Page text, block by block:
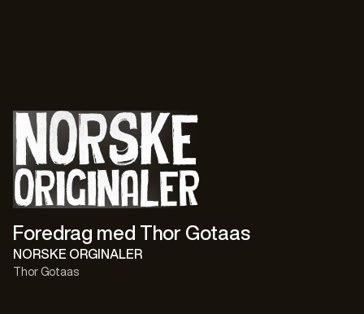
NORSKE ORGINALER
Thor Gotaas
Foredrag med Thor Gotaas